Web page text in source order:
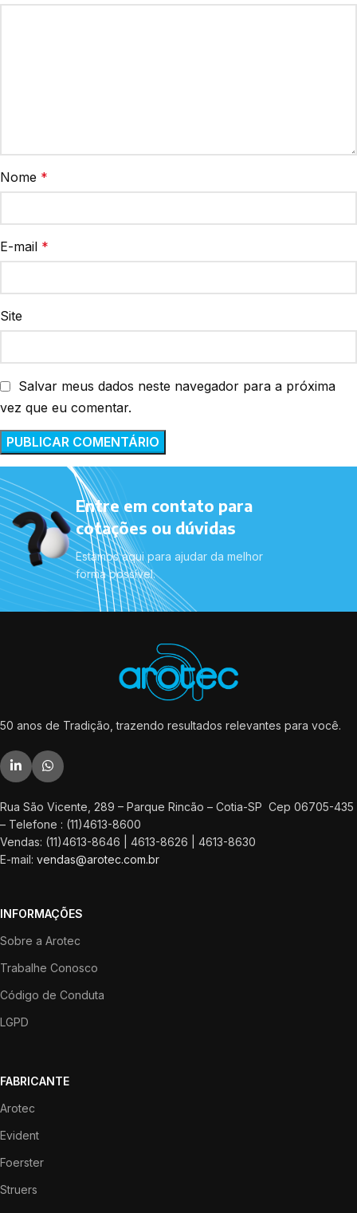
Nome *
E-mail *
Site
Salvar meus dados neste navegador para a próxima
vez que eu comentar.
Entre em contato para
cotações ou dúvidas
Estamos aqui para ajudar da melhor
forma possível.
50 anos de Tradição, trazendo resultados relevantes para você.
Rua São Vicente, 289 – Parque Rincão – Cotia-SP Cep 06705-435
– Telefone : (11)4613-8600
Vendas: (11)4613-8646 | 4613-8626 | 4613-8630
E-mail: vendas@arotec.com.br
INFORMAÇÕES
Sobre a Arotec
Trabalhe Conosco
Código de Conduta
LGPD
FABRICANTE
Arotec
Evident
Foerster
Struers